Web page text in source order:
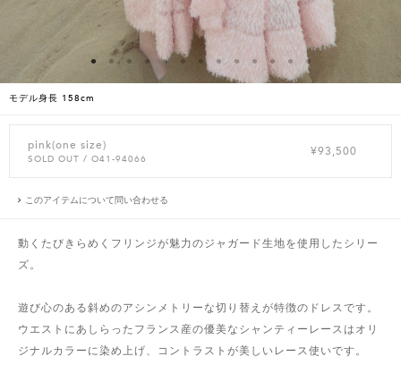
モデル身長 158cm
pink(one size)
SOLD OUT / O41-94066
¥93,500
このアイテムについて問い合わせる
動くたびきらめくフリンジが魅力のジャガード生地を使用したシリー
ズ。
遊び心のある斜めのアシンメトリーな切り替えが特徴のドレスです。
ウエストにあしらったフランス産の優美なシャンティーレースはオリ
ジナルカラーに染め上げ、コントラストが美しいレース使いです。